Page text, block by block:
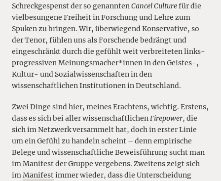
Schreckgespenst der so genanntenCancel Culturefür die
vielbesungene Freiheit in Forschung und Lehre zum
Spuken zu bringen. Wir, überwiegend Konservative, so
der Tenor, fühlen uns als Forschende bedrängt und
eingeschränkt durch die gefühlt weit verbreiteten links-
progressiven Meinungsmacher*innen in den Geistes-,
Kultur- und Sozialwissenschaften in den
wissenschaftlichen Institutionen in Deutschland.
Zwei Dinge sind hier, meines Erachtens, wichtig. Erstens,
dass es sich bei aller wissenschaftlichenFirepower, die
sich im Netzwerk versammelt hat, doch in erster Linie
um ein Gefühl zu handeln scheint – denn empirische
Belege und wissenschaftliche Beweisführung sucht man
im Manifest der Gruppe vergebens. Zweitens zeigt sich
imManifestimmer wieder, dass die Unterscheidung